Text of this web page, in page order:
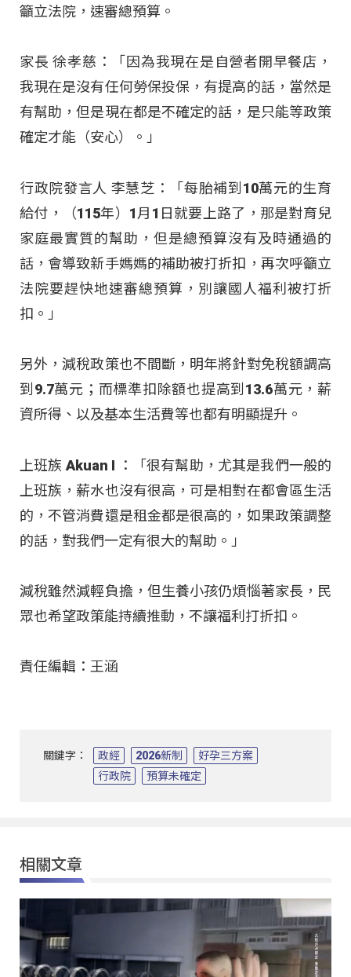
籲立法院，速審總預算。
家長 徐孝慈：「因為我現在是自營者開早餐店，
我現在是沒有任何勞保投保，有提高的話，當然是
有幫助，但是現在都是不確定的話，是只能等政策
確定才能（安心）。」
行政院發言人 李慧芝：「每胎補到10萬元的生育
給付，（115年）1月1日就要上路了，那是對育兒
家庭最實質的幫助，但是總預算沒有及時通過的
話，會導致新手媽媽的補助被打折扣，再次呼籲立
法院要趕快地速審總預算，別讓國人福利被打折
扣。」
另外，減稅政策也不間斷，明年將針對免稅額調高
到9.7萬元；而標準扣除額也提高到13.6萬元，薪
資所得、以及基本生活費等也都有明顯提升。
上班族 Akuan I ：「很有幫助，尤其是我們一般的
上班族，薪水也沒有很高，可是相對在都會區生活
的，不管消費還是租金都是很高的，如果政策調整
的話，對我們一定有很大的幫助。」
減稅雖然減輕負擔，但生養小孩仍煩惱著家長，民
眾也希望政策能持續推動，不讓福利打折扣。
責任編輯：王涵
關鍵字： 政經 2026新制
好孕三方案
行政院
預算未確定
相關文章